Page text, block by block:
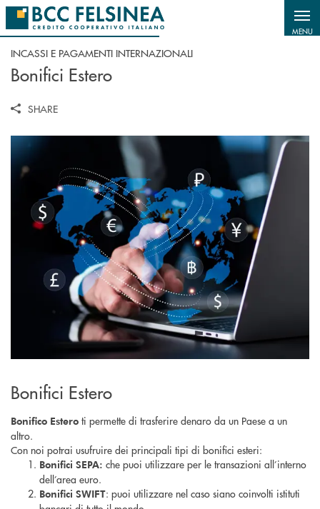
Salta al contenuto principale
MENU
INCASSI E PAGAMENTI INTERNAZIONALI
Bonifici Estero
SHARE
Bonifici Estero
Bonifico Estero ti permette di trasferire denaro da un Paese a un
altro.
Con noi potrai usufruire dei principali tipi di bonifici esteri:
Bonifici SEPA: che puoi utilizzare per le transazioni all’interno
dell’area euro.
Bonifici SWIFT: puoi utilizzare nel caso siano coinvolti istituti